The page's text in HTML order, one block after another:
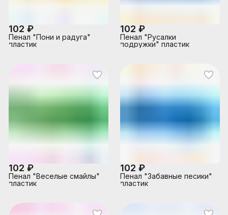
102 ₽
Пенал "Пони и радуга"
пластик
102 ₽
Пенал "Русалки
подружки" пластик
102 ₽
Пенал "Веселые смайлы"
пластик
102 ₽
Пенал "Забавные песики"
пластик